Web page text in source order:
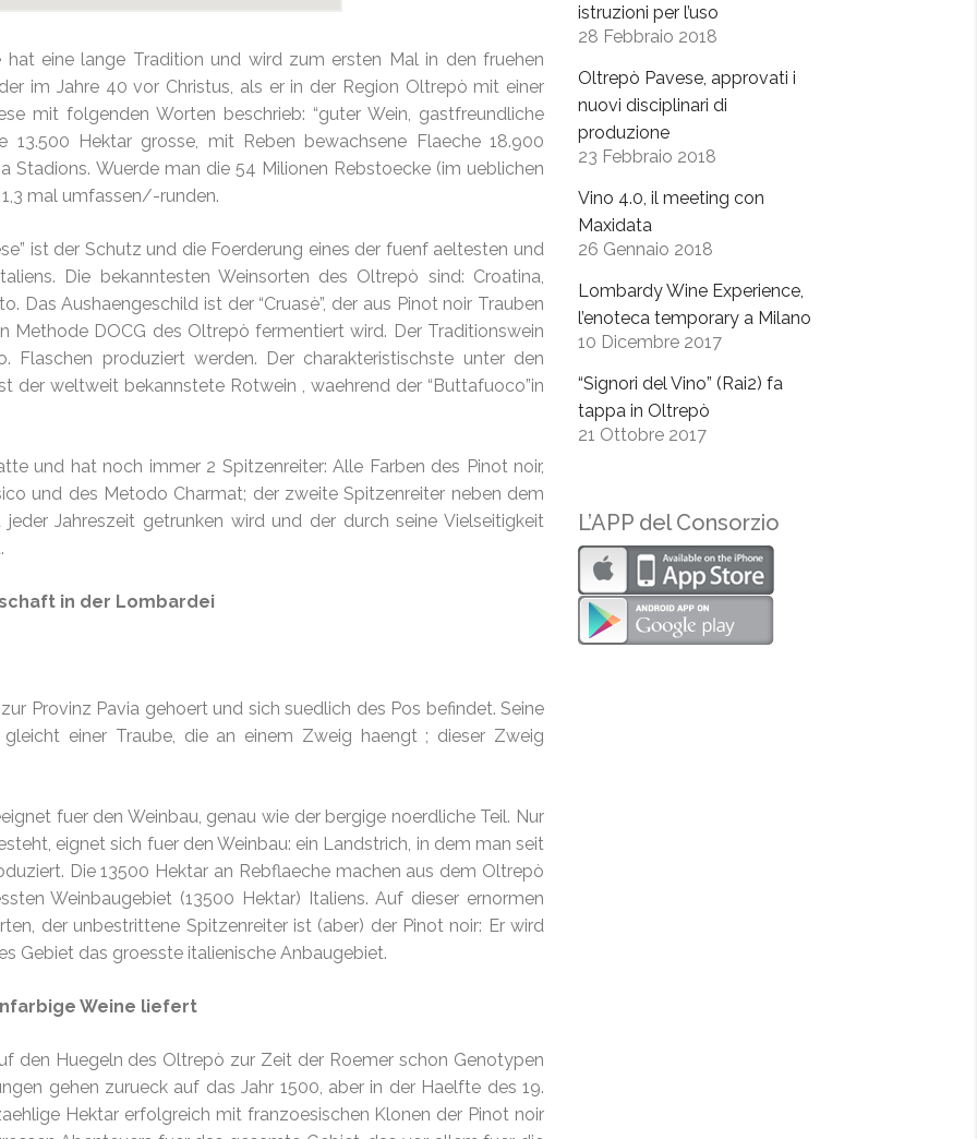
eine lange Tradition und wird zum ersten Mal in den fruehen
im Jahre 40 vor Christus, als er in der Region Oltrepò mit einer
mit folgenden Worten beschrieb: “guter Wein, gastfreundliche
13.500 Hektar grosse, mit Reben bewachsene Flaeche 18.900
Stadions. Wuerde man die 54 Milionen Rebstoecke (im ueblichen
mal umfassen/-runden.
ist der Schutz und die Foerderung eines der fuenf aeltesten und
Die bekanntesten Weinsorten des Oltrepò sind: Croatina,
Das Aushaengeschild ist der “Cruasè”, der aus Pinot noir Trauben
Methode DOCG des Oltrepò fermentiert wird. Der Traditionswein
produziert werden. Der charakteristischste unter den
der weltweit bekannstete Rotwein , waehrend der “Buttafuoco”in
und hat noch immer 2 Spitzenreiter: Alle Farben des Pinot noir,
und des Metodo Charmat; der zweite Spitzenreiter neben dem
Jahreszeit getrunken wird und der durch seine Vielseitigkeit
in der Lombardei
Provinz Pavia gehoert und sich suedlich des Pos befindet. Seine
einer Traube, die an einem Zweig haengt ; dieser Zweig
fuer den Weinbau, genau wie der bergige noerdliche Teil. Nur
eignet sich fuer den Weinbau: ein Landstrich, in dem man seit
Die 13500 Hektar an Rebflaeche machen aus dem Oltrepò
Weinbaugebiet (13500 Hektar) Italiens. Auf dieser ernormen
der unbestrittene Spitzenreiter ist (aber) der Pinot noir: Er wird
Gebiet das groesste italienische Anbaugebiet.
Weine liefert
den Huegeln des Oltrepò zur Zeit der Roemer schon Genotypen
gehen zurueck auf das Jahr 1500, aber in der Haelfte des 19.
Hektar erfolgreich mit franzoesischen Klonen der Pinot noir
istruzioni per l’uso
28 Febbraio 2018
Oltrepò Pavese, approvati i
nuovi disciplinari di
produzione
23 Febbraio 2018
Vino 4.0, il meeting con
Maxidata
26 Gennaio 2018
Lombardy Wine Experience,
l’enoteca temporary a Milano
10 Dicembre 2017
“Signori del Vino” (Rai2) fa
tappa in Oltrepò
21 Ottobre 2017
L’APP del Consorzio